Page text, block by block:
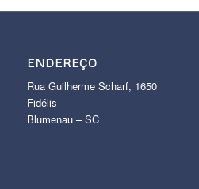
ENDEREÇO
Rua Guilherme Scharf, 1650
Fidélis
Blumenau – SC